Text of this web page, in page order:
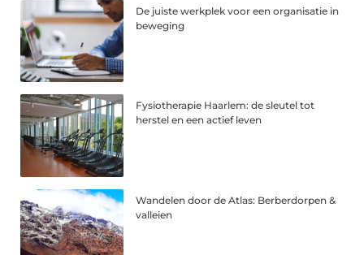
De juiste werkplek voor een organisatie in
beweging
Fysiotherapie Haarlem: de sleutel tot
herstel en een actief leven
Wandelen door de Atlas: Berberdorpen &
valleien